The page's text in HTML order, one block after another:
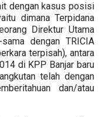
dengan kasus posisi
dimana Terpidana
Direktur Utama
dengan TRICIA
terpisah), antara
di KPP Banjar baru
telah dengan
dan/atau